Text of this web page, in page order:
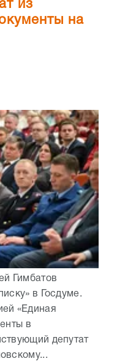
из
на
Гимбатов
в Госдуме.
«Единая
в
депутат